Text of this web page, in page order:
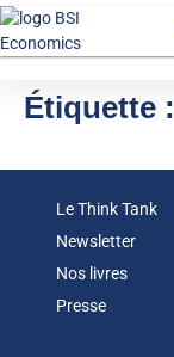
Étiquette :
Le Think Tank
Newsletter
Nos livres
Presse